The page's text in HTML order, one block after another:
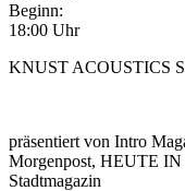
Beginn:
18:00 Uhr
KNUST ACOUSTICS
präsentiert von Intro
Morgenpost, HEUTE
Stadtmagazin